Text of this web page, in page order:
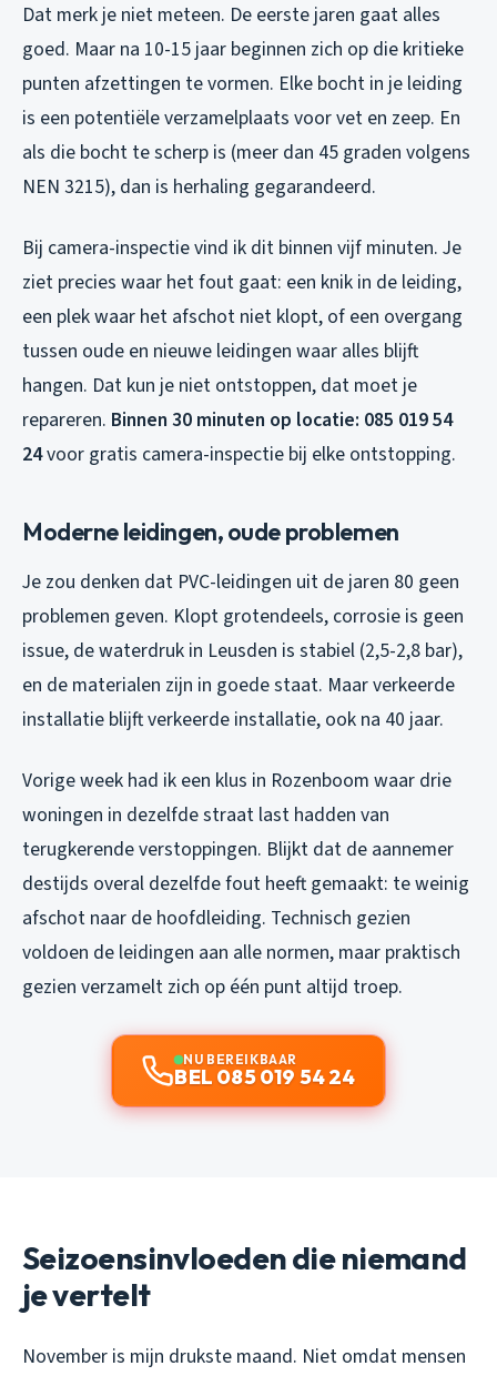
Dat merk je niet meteen. De eerste jaren gaat alles
goed. Maar na 10-15 jaar beginnen zich op die kritieke
punten afzettingen te vormen. Elke bocht in je leiding
is een potentiële verzamelplaats voor vet en zeep. En
als die bocht te scherp is (meer dan 45 graden volgens
NEN 3215), dan is herhaling gegarandeerd.
Bij camera-inspectie vind ik dit binnen vijf minuten. Je
ziet precies waar het fout gaat: een knik in de leiding,
een plek waar het afschot niet klopt, of een overgang
tussen oude en nieuwe leidingen waar alles blijft
hangen. Dat kun je niet ontstoppen, dat moet je
repareren. Binnen 30 minuten op locatie: 085 019 54
24voor gratis camera-inspectie bij elke ontstopping.
Moderne leidingen, oude problemen
Je zou denken dat PVC-leidingen uit de jaren 80 geen
problemen geven. Klopt grotendeels, corrosie is geen
issue, de waterdruk in Leusden is stabiel (2,5-2,8 bar),
en de materialen zijn in goede staat. Maar verkeerde
installatie blijft verkeerde installatie, ook na 40 jaar.
Vorige week had ik een klus in Rozenboom waar drie
woningen in dezelfde straat last hadden van
terugkerende verstoppingen. Blijkt dat de aannemer
destijds overal dezelfde fout heeft gemaakt: te weinig
afschot naar de hoofdleiding. Technisch gezien
voldoen de leidingen aan alle normen, maar praktisch
gezien verzamelt zich op één punt altijd troep.
NU BEREIKBAAR
BEL 085 019 54 24
Seizoensinvloeden die niemand
je vertelt
November is mijn drukste maand. Niet omdat mensen